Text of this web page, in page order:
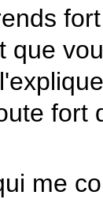
que
fort
me